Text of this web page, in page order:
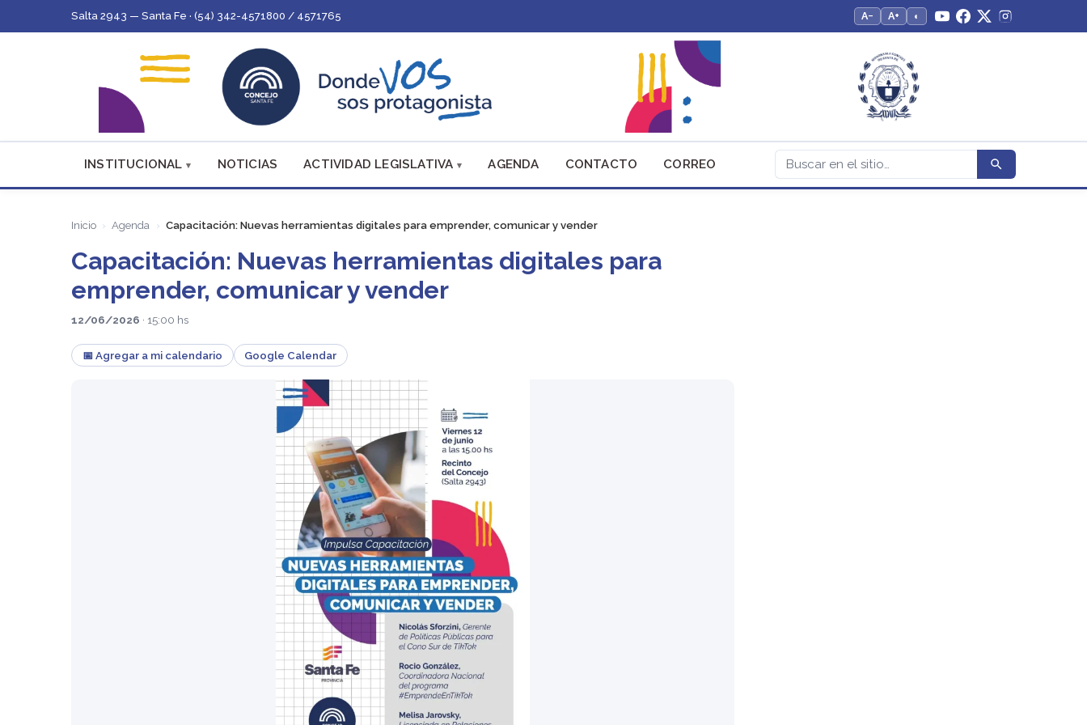
Salta 2943 — Santa Fe · (54) 342-4571800 / 4571765 A− A+ ◐
INSTITUCIONAL NOTICIAS ACTIVIDAD LEGISLATIVA AGENDA CONTACTO CORREO
Inicio Agenda Capacitación: Nuevas herramientas digitales para emprender, comunicar y vender
Capacitación: Nuevas herramientas digitales para
emprender, comunicar y vender
12/06/2026 · 15:00 hs
📅 Agregar a mi calendario Google Calendar